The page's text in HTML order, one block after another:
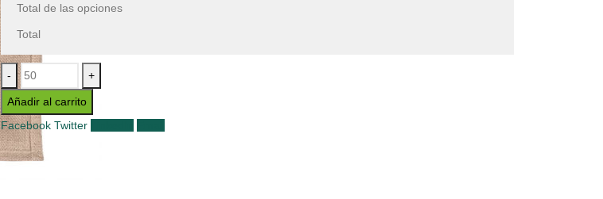
Total de las opciones
Total
- +
Añadir al carrito
Facebook Twitter